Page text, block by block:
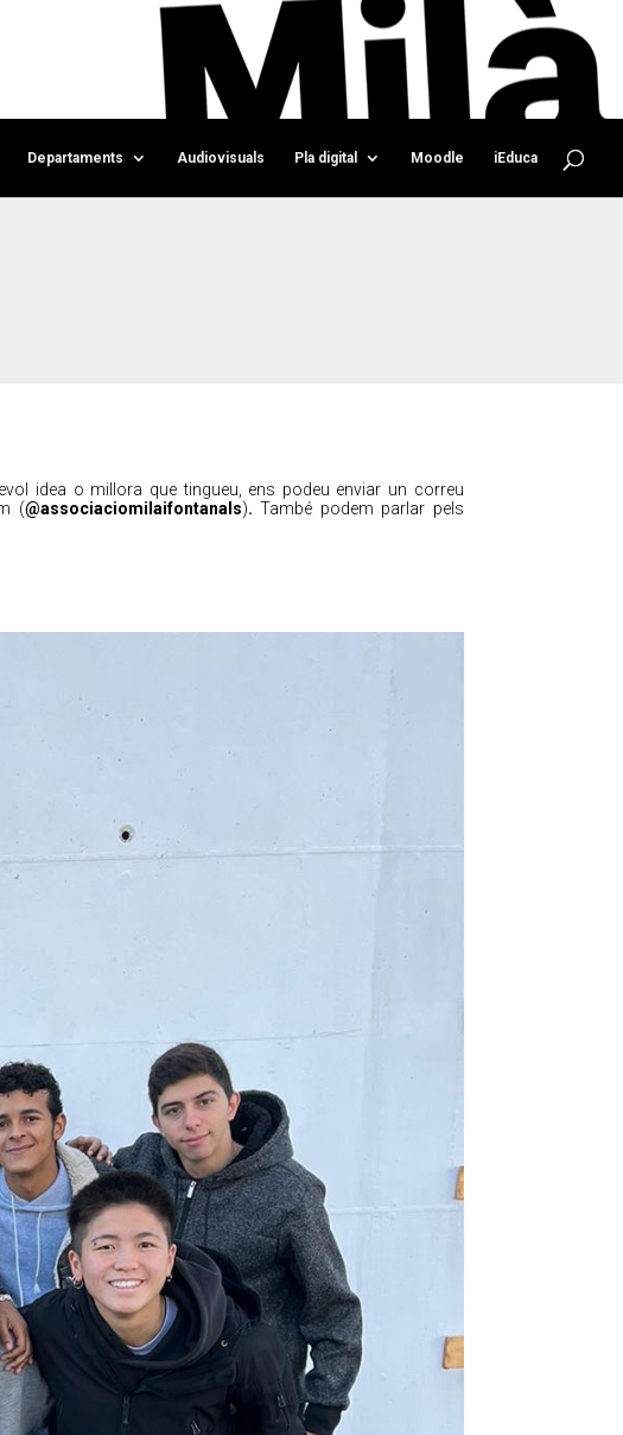
Departaments Audiovisuals Pla digital Moodle iEduca
idea o millora que tingueu, ens podeu enviar un correu
(@associaciomilaifontanals).També podem parlar pels